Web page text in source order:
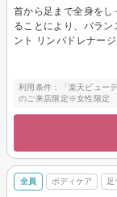
首から足まで全身を
ることにより、バラ
ント リンパドレナー
利用条件：「楽天ビュー
のご来店限定※女性限定
全員 ボディケア 足